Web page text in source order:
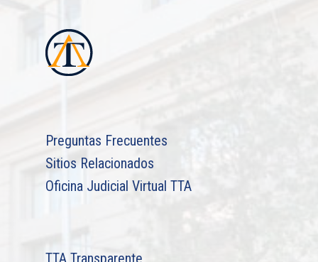
Preguntas Frecuentes
Sitios Relacionados
Oficina Judicial Virtual TTA
TTA Transparente